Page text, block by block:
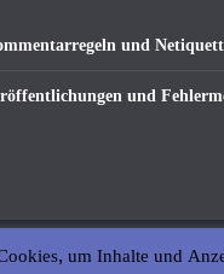
und
und
© 2026abseits-ka . All
um Inhalte und